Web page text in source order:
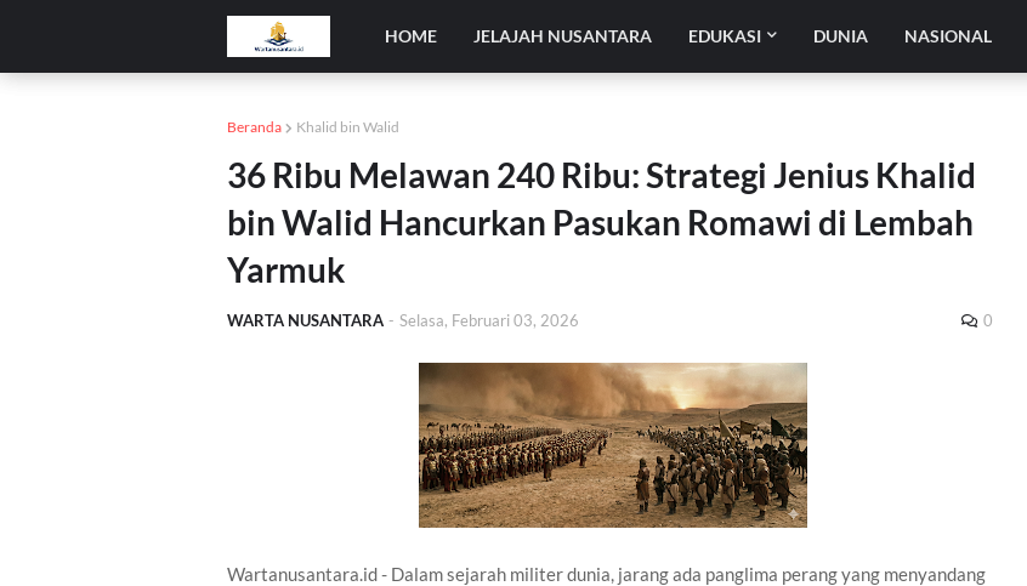
HOME JELAJAH NUSANTARA EDUKASI DUNIA NASIONAL
Beranda Khalid bin Walid
36 Ribu Melawan 240 Ribu: Strategi Jenius Khalid
bin Walid Hancurkan Pasukan Romawi di Lembah
Yarmuk
WARTA NUSANTARA - Selasa, Februari 03, 2026 0
Wartanusantara.id - Dalam sejarah militer dunia, jarang ada panglima perang yang menyandang